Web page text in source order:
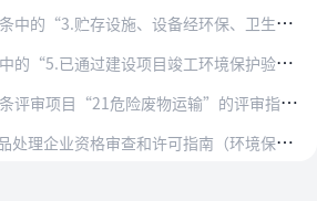
施、设备经环保、卫生、消防安全等部门验收合格的证明文件的复印件”。
护验收的项目，应提供环境影响评价文件及批复复印件、试运行报告和建设项目竣工环境保护验收意见的复印件；新建成且未验收…
目“21危险废物运输”的评审指标来源“环函〔2005〕26号”。
业资格审查和许可指南（环境保护部公告2010年第90号）